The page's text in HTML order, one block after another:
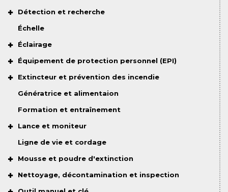
Détection et recherche
Échelle
Éclairage
Équipement de protection personnel (EPI)
Extincteur et prévention des incendie
Génératrice et alimentaion
Formation et entraînement
Lance et moniteur
Ligne de vie et cordage
Mousse et poudre d'extinction
Nettoyage, décontamination et inspection